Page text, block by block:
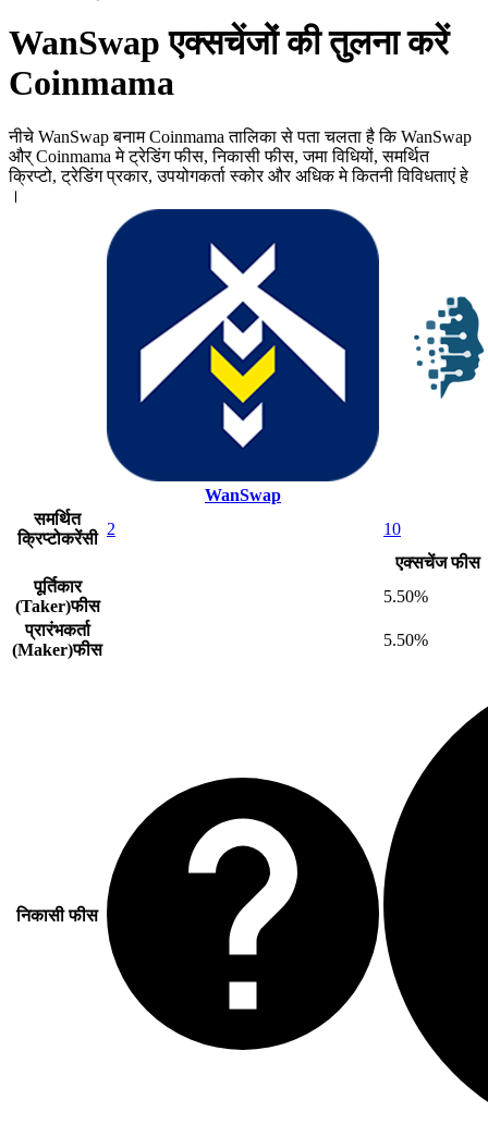
WanSwap एक्सचेंजों की तुलना करें
Coinmama
नीचे WanSwap बनाम Coinmama तालिका से पता चलता है कि WanSwap
और् Coinmama मे ट्रेडिंग फीस, निकासी फीस, जमा विधियों, समर्थित
क्रिप्टो, ट्रेडिंग प्रकार, उपयोगकर्ता स्कोर और अधिक मे कितनी विविधताएं हे
।
WanSwap
समर्थित
क्रिप्टोकरेंसी
2
10
एक्सचेंज फीस
पूर्तिकार
(Taker)फीस
5.50%
प्रारंभकर्ता
(Maker)फीस
5.50%
निकासी फीस